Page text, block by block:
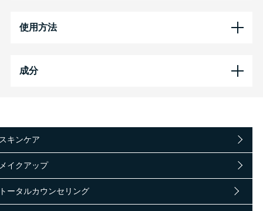
キンケア
イクアップ
ータルカウンセリング
使用方法
成分